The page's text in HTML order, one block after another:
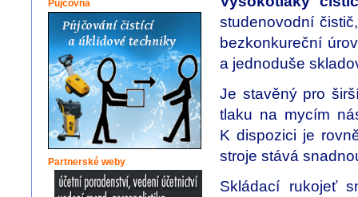
studenovodní
bezkonkureční
a jednoduše
Je stavěný pro
tlaku na mycím
K dispozici je
stroje stává
Skládací rukojeť
Půjčovna
Partnerské weby